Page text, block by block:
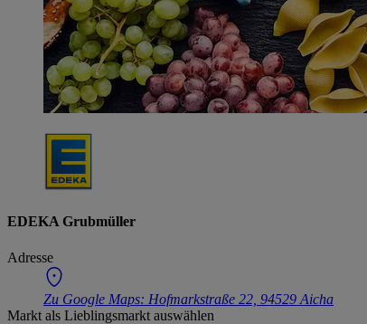
EDEKA Grubmüller
Adresse
Zu Google Maps: Hofmarkstraße 22, 94529 Aicha
Markt als Lieblingsmarkt auswählen